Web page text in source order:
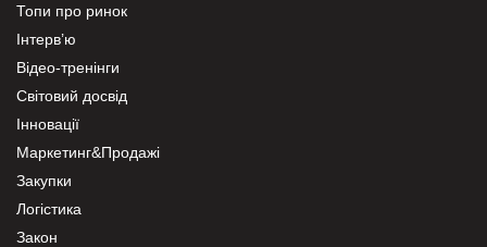
Топи про ринок
Інтерв’ю
Відео-тренінги
Світовий досвід
Інновації
Маркетинг&Продажі
Закупки
Логістика
Закон